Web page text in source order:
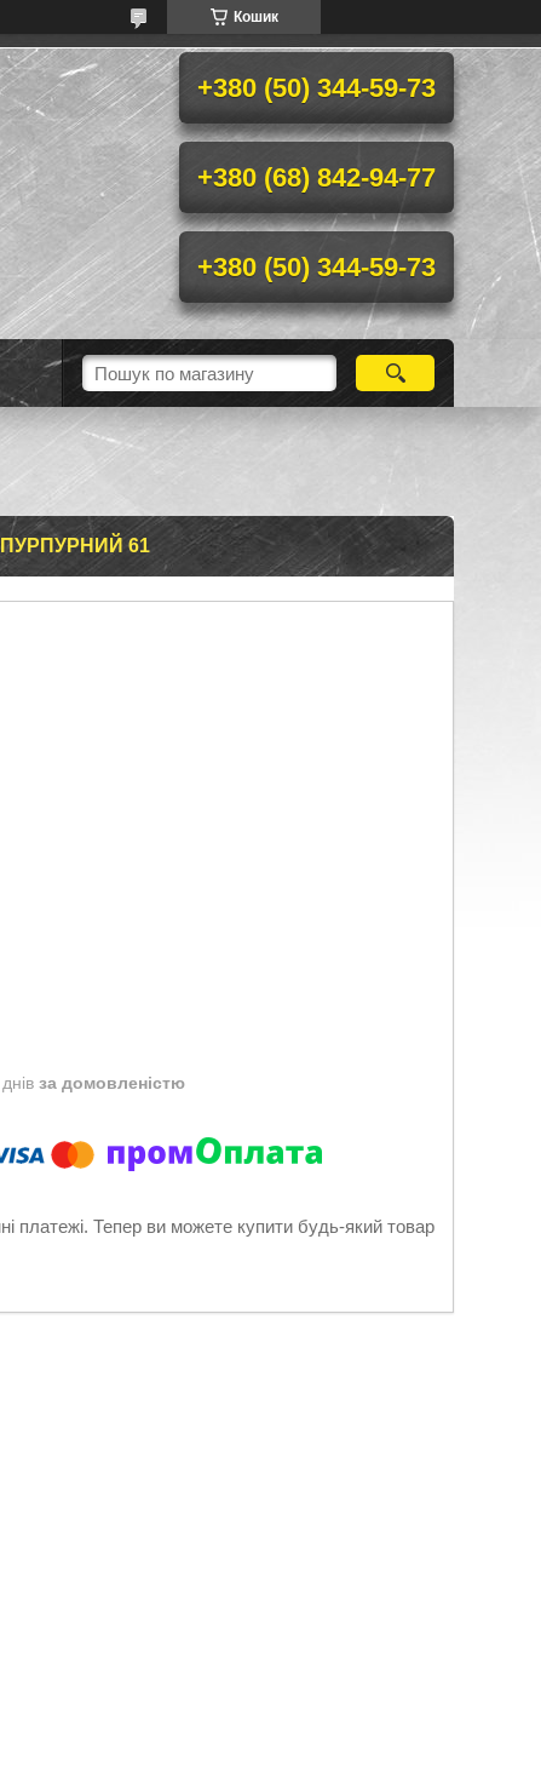
Кошик
+380 (50) 344-59-73
+380 (68) 842-94-77
+380 (50) 344-59-73
ПУРПУРНИЙ 61
за домовленістю
платежі. Тепер ви можете купити будь-який товар